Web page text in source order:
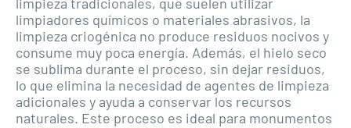
limpiadores químicos o materiales abrasivos, la
limpieza criogénica no produce residuos nocivos y
consume muy poca energía. Además, el hielo seco
se sublima durante el proceso, sin dejar residuos,
lo que elimina la necesidad de agentes de limpieza
adicionales y ayuda a conservar los recursos
naturales. Este proceso es ideal para monumentos